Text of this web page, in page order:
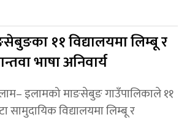
११ विद्यालयमा लिम्बू र
भाषा अनिवार्य
इलामको माङसेबुङ गाउँपालिकाले ११
सामुदायिक विद्यालयमा लिम्बू र